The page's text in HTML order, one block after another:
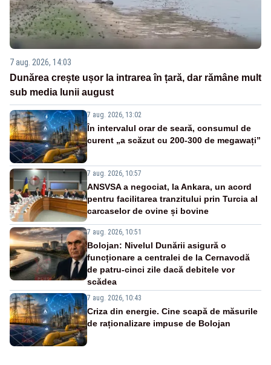
7 aug. 2026, 14:03
Dunărea crește ușor la intrarea în țară, dar rămâne mult
sub media lunii august
7 aug. 2026, 13:02
În intervalul orar de seară, consumul de
curent „a scăzut cu 200-300 de megawați”
7 aug. 2026, 10:57
ANSVSA a negociat, la Ankara, un acord
pentru facilitarea tranzitului prin Turcia al
carcaselor de ovine și bovine
7 aug. 2026, 10:51
Bolojan: Nivelul Dunării asigură o
funcționare a centralei de la Cernavodă
de patru-cinci zile dacă debitele vor
scădea
7 aug. 2026, 10:43
Criza din energie. Cine scapă de măsurile
de raționalizare impuse de Bolojan